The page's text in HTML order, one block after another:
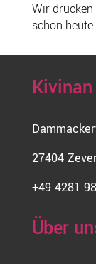
Wir
schon
27404
+49 4281
Über